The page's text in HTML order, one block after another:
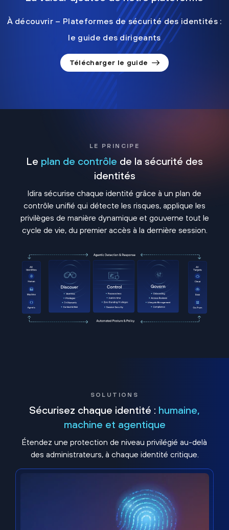
À découvrir – Plateformes de sécurité des identités :
le guide des dirigeants
Télécharger le guide
LE PRINCIPE
Le plan de contrôle de la sécurité des
identités
Idira sécurise chaque identité grâce à un plan de
contrôle unifié qui détecte les risques, applique les
privilèges de manière dynamique et gouverne tout le
cycle de vie, du premier accès à la dernière session.
SOLUTIONS
Sécurisez chaque identité : humaine,
machine et agentique
Étendez une protection de niveau privilégié au-delà
des administrateurs, à chaque identité critique.